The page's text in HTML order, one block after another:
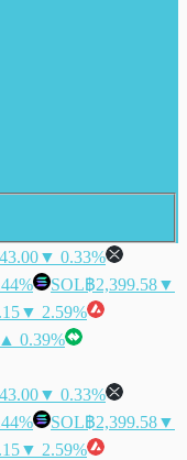
▼ 0.33%
SOL฿2,399.58▼
▼ 2.59%
▲ 0.39%
▼ 0.33%
SOL฿2,399.58▼
▼ 2.59%